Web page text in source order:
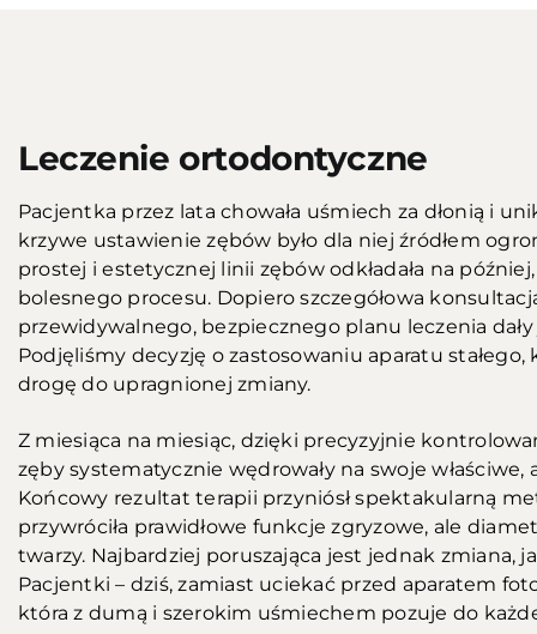
Leczenie ortodontyczne
Pacjentka przez lata chowała uśmiech za dłonią i
krzywe ustawienie zębów było dla niej źródłem
prostej i estetycznej linii zębów odkładała na
bolesnego procesu. Dopiero szczegółowa
przewidywalnego, bezpiecznego planu leczenia dały
Podjęliśmy decyzję o zastosowaniu aparatu
drogę do upragnionej zmiany.
Z miesiąca na miesiąc, dzięki precyzyjnie
zęby systematycznie wędrowały na swoje
Końcowy rezultat terapii przyniósł spektakularną
przywróciła prawidłowe funkcje zgryzowe, ale
twarzy. Najbardziej poruszająca jest jednak zmiana,
Pacjentki – dziś, zamiast uciekać przed aparatem
która z dumą i szerokim uśmiechem pozuje do